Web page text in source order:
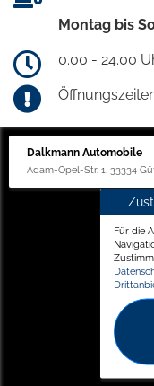
Montag bis
0.00 - 24.00
Dalkmann Automobile
Adam-Opel-Str. 1, 33334
Für die